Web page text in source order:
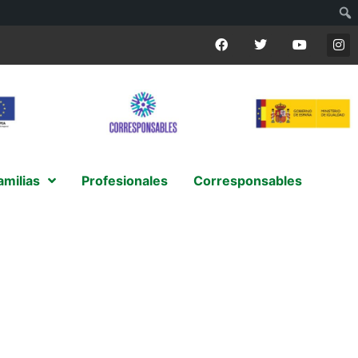
Profesionales Corresponsables